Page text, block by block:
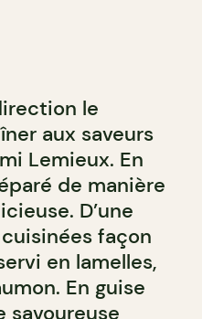
le
aux saveurs
Lemieux. En
de manière
D’une
façon
en lamelles,
En guise
savoureuse